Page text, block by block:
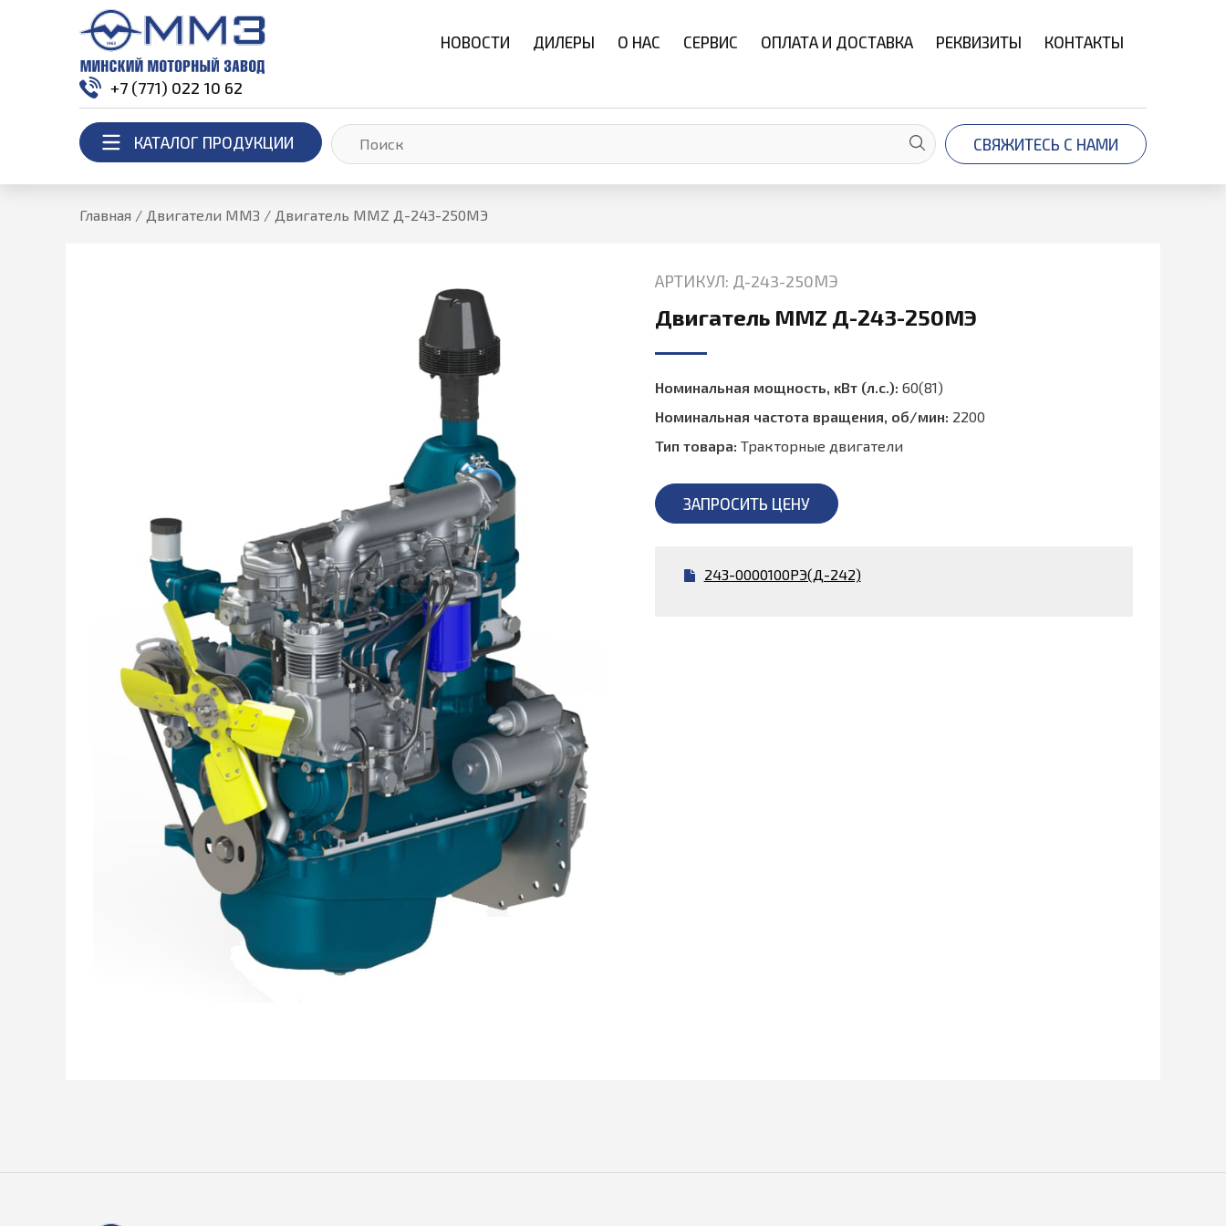
НОВОСТИ ДИЛЕРЫ О НАС СЕРВИС ОПЛАТА И ДОСТАВКА РЕКВИЗИТЫ КОНТАКТЫ
+7 (771) 022 10 62
КАТАЛОГ ПРОДУКЦИИ СВЯЖИТЕСЬ С НАМИ
Главная / Двигатели ММЗ / Двигатель MMZ Д-243-250МЭ
АРТИКУЛ: Д-243-250МЭ
Двигатель MMZ Д-243-250МЭ
Номинальная мощность, кВт (л.с.): 60(81)
Номинальная частота вращения, об/мин: 2200
Тип товара: Тракторные двигатели
ЗАПРОСИТЬ ЦЕНУ
243-0000100РЭ(Д-242)